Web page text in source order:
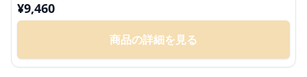
¥9,460
商品の詳細を見る